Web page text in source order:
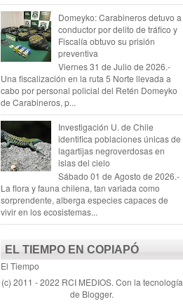
Domeyko: Carabineros detuvo a
conductor por delito de tráfico y
Fiscalía obtuvo su prisión
preventiva
Viernes 31 de Julio de 2026.-
Una fiscalización en la ruta 5 Norte llevada a
cabo por personal policial del Retén Domeyko
de Carabineros, p...
Investigación U. de Chile
identifica poblaciones únicas de
lagartijas negroverdosas en
islas del cielo
Sábado 01 de Agosto de 2026.-
La flora y fauna chilena, tan variada como
sorprendente, alberga especies capaces de
vivir en los ecosistemas...
EL TIEMPO EN COPIAPÓ
El Tiempo
(c) 2011 - 2022 RCI MEDIOS. Con la tecnología
de Blogger.